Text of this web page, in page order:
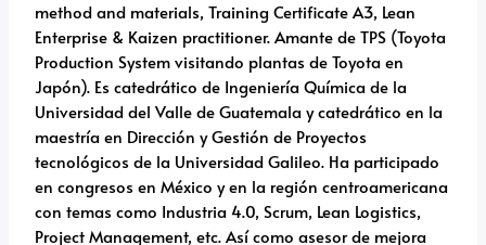
method and materials, Training Certificate A3, Lean
Enterprise & Kaizen practitioner. Amante de TPS (Toyota
Production System visitando plantas de Toyota en
Japón). Es catedrático de Ingeniería Química de la
Universidad del Valle de Guatemala y catedrático en la
maestría en Dirección y Gestión de Proyectos
tecnológicos de la Universidad Galileo. Ha participado
en congresos en México y en la región centroamericana
con temas como Industria 4.0, Scrum, Lean Logistics,
Project Management, etc. Así como asesor de mejora